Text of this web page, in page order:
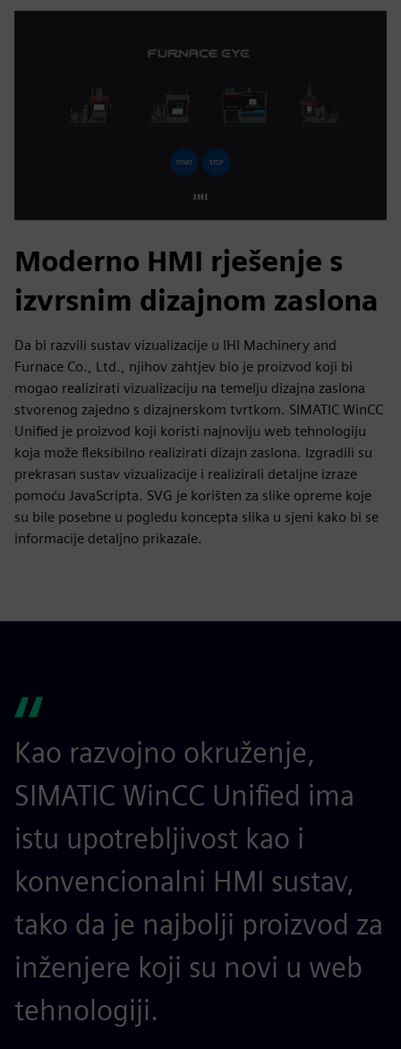
Moderno HMI rješenje s
izvrsnim dizajnom zaslona
Da bi razvili sustav vizualizacije u IHI Machinery and
Furnace Co., Ltd., njihov zahtjev bio je proizvod koji bi
mogao realizirati vizualizaciju na temelju dizajna zaslona
stvorenog zajedno s dizajnerskom tvrtkom. SIMATIC WinCC
Unified je proizvod koji koristi najnoviju web tehnologiju
koja može fleksibilno realizirati dizajn zaslona. Izgradili su
prekrasan sustav vizualizacije i realizirali detaljne izraze
pomoću JavaScripta. SVG je korišten za slike opreme koje
su bile posebne u pogledu koncepta slika u sjeni kako bi se
informacije detaljno prikazale.
Kao razvojno okruženje,
SIMATIC WinCC Unified ima
istu upotrebljivost kao i
konvencionalni HMI sustav,
tako da je najbolji proizvod za
inženjere koji su novi u web
tehnologiji.